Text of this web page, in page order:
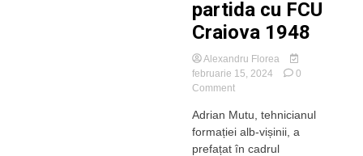
partida cu FCU
Craiova 1948
Alexandru Florea
februarie 15, 2024
0
Commenton
importante
pentru
CFR
Adrian Mutu, tehnicianul
formației alb-vișinii, a
prefațat în cadrul